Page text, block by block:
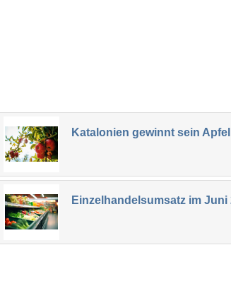
Katalonien gewinnt sein
Einzelhandelsumsatz im